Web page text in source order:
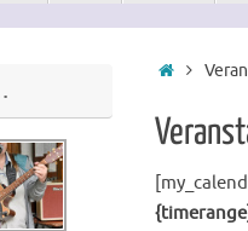
Start